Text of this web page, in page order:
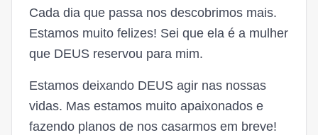
Cada dia que passa nos descobrimos mais.
Estamos muito felizes! Sei que ela é a mulher
que DEUS reservou para mim.
Estamos deixando DEUS agir nas nossas
vidas. Mas estamos muito apaixonados e
fazendo planos de nos casarmos em breve!